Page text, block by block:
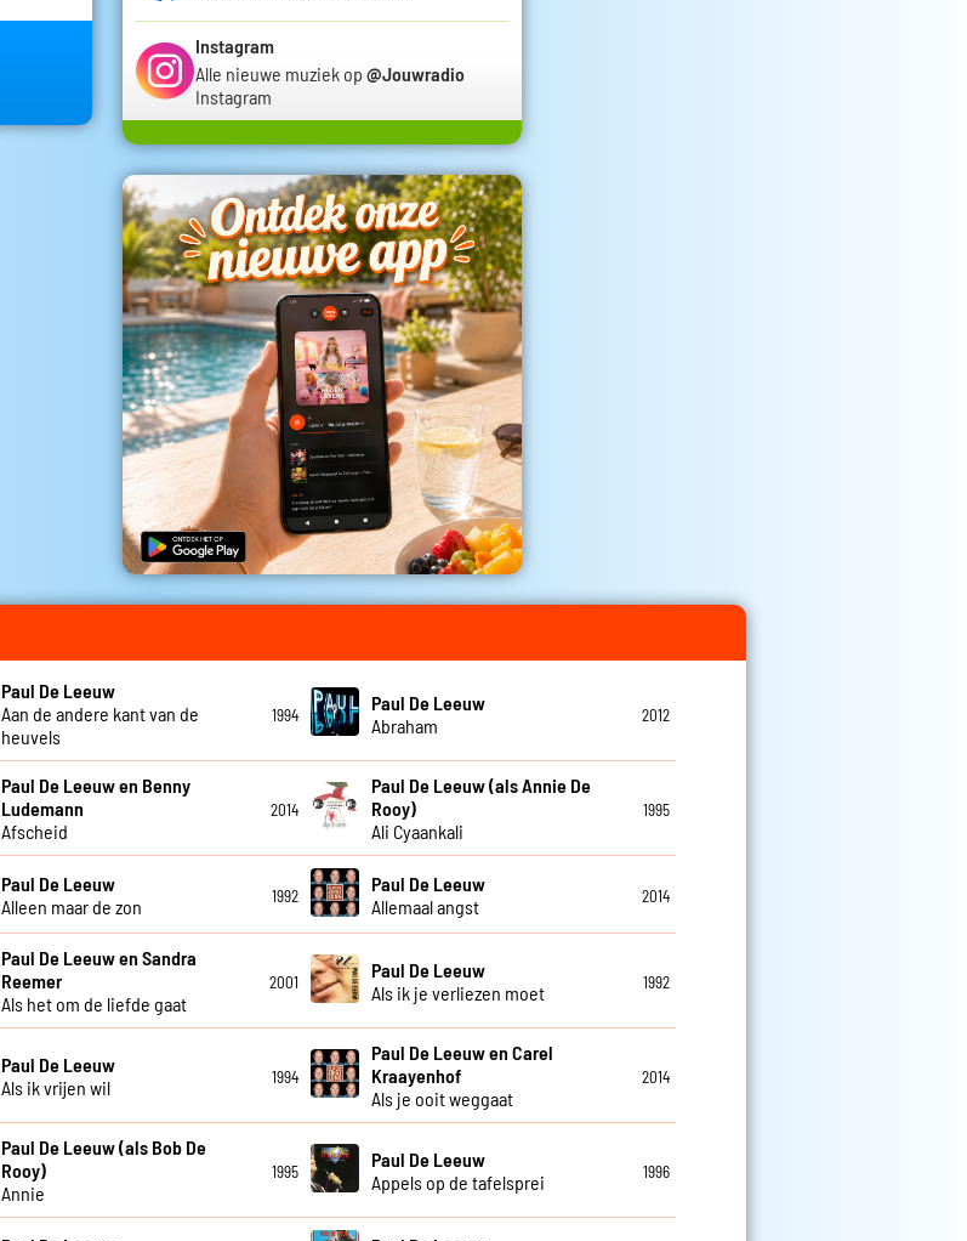
Instagram
Alle nieuwe muziek op @Jouwradio
Instagram
Paul De Leeuw
Aan de andere kant van de
heuvels
1994
Paul De Leeuw
Abraham
2012
Paul De Leeuw en Benny
Ludemann
Afscheid
2014
Paul De Leeuw (als Annie De
Rooy)
Ali Cyaankali
1995
Paul De Leeuw
Alleen maar de zon
1992
Paul De Leeuw
Allemaal angst
2014
Paul De Leeuw en Sandra
Reemer
Als het om de liefde gaat
2001
Paul De Leeuw
Als ik je verliezen moet
1992
Paul De Leeuw
Als ik vrijen wil
1994
Paul De Leeuw en Carel
Kraayenhof
Als je ooit weggaat
2014
Paul De Leeuw (als Bob De
Rooy)
Annie
1995
Paul De Leeuw
Appels op de tafelsprei
1996